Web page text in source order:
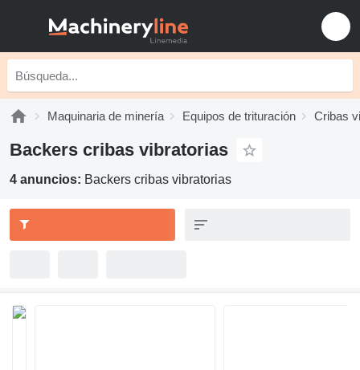
Maquinaria de minería Equipos de trituración Cribas
Backers cribas vibratorias
4 anuncios: Backers cribas vibratorias